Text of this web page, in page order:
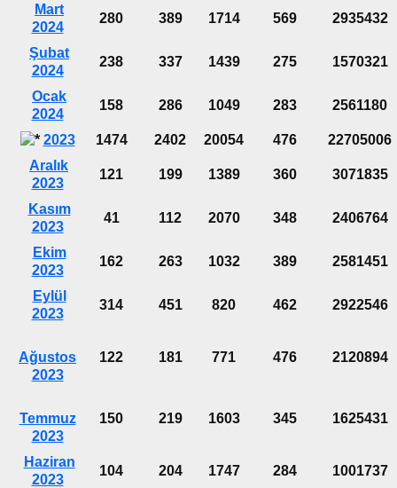
Mart
2024
280 389 1714 569 2935432
Şubat
2024
238 337 1439 275 1570321
Ocak
2024
158 286 1049 283 2561180
2023 1474 2402 20054 476
22705006
Aralık
2023
121 199 1389 360 3071835
Kasım
2023
41 112 2070 348 2406764
Ekim
2023
162 263 1032 389 2581451
Eylül
2023
314 451 820 462 2922546
Ağustos
2023
122 181 771 476 2120894
Temmuz
2023
150 219 1603 345 1625431
Haziran
2023
104 204 1747 284 1001737